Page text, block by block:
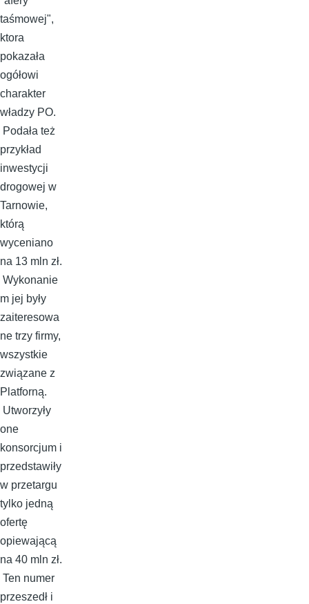
taśmowej",
ktora
pokazała
ogółowi
charakter
władzy PO.
Podała też
przykład
inwestycji
drogowej w
Tarnowie,
którą
wyceniano
na 13 mln zł.
Wykonanie
m jej były
zaiteresowa
ne trzy firmy,
wszystkie
związane z
Platforną.
Utworzyły
one
konsorcjum i
przedstawiły
w przetargu
tylko jedną
ofertę
opiewającą
na 40 mln zł.
Ten numer
przeszedł i